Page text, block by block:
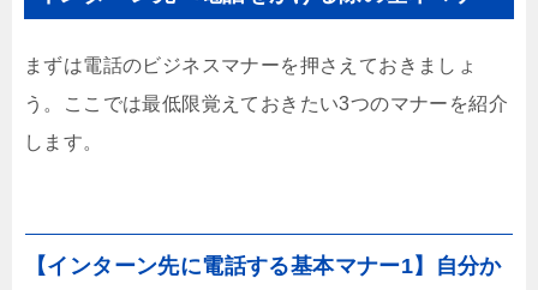
まずは電話のビジネスマナーを押さえておきましょ
う。ここでは最低限覚えておきたい3つのマナーを紹介
します。
【インターン先に電話する基本マナー1】自分か